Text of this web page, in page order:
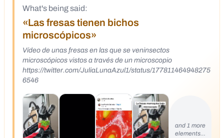
What's being said:
«Las fresas tienen bichos
microscópicos»
Vídeo de unas fresas en las que se veninsectos
microscópicos vistos a través de un microscopio
https://twitter.com/JuliaLunaAzul1/status/177811464948275
6546
and 1 more
elements…